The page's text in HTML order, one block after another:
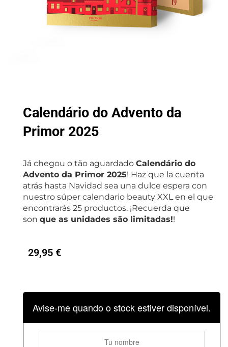
Calendário do Advento da
Primor 2025
Já chegou o tão aguardado Calendário do
Advento da Primor 2025! Haz que la cuenta
atrás hasta Navidad sea una dulce espera con
nuestro súper calendario beauty XXL en el que
encontrarás 25 productos. ¡Recuerda que
son que as unidades são limitadas!!
29,95 €
Avise-me quando o stock estiver disponível.